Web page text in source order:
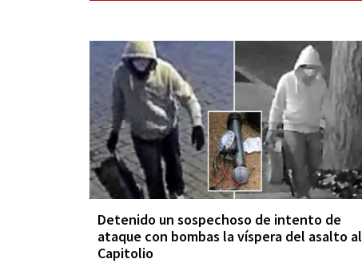
Detenido un sospechoso de intento de
ataque con bombas la víspera del asalto al
Capitolio